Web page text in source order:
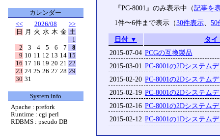
『PC-8001』のみ表示中（記事を
1件〜6件まで表示（30件表示、50
日付 ▼
タイ
2015-07-04 PCGの互換製品
2015-03-01 PC-8001の2Dシステム
2015-02-20 PC-8001の2Dシステム
2015-02-19 PC-8001の2Dシステム
2015-02-16 PC-8001の2Dシステム
2015-02-12 PC-8001の1Dシステム
カレンダー
<<
2026/08
>>
日
月 火 水 木 金 土
1
2
3 4 5 6 7
8
9 10 11 12 13 14 15
16 17 18 19 20 21 22
23 24 25 26 27 28 29
30 31
System info
Apache : prefork
Runtime : cgi perl
RDBMS : pseudo DB